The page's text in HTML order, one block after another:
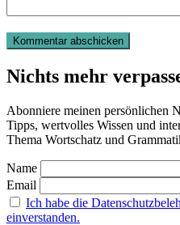
Nichts mehr
Abonniere meinen persönlichen
Tipps, wertvolles Wissen und
Thema Wortschatz und
Name
Email
Ich habe die
einverstanden.